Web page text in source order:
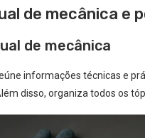
de mecânica e
de mecânica
informações técnicas e
disso, organiza todos os